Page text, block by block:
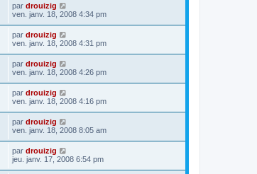
par drouizig
ven. janv. 18, 2008 4:34 pm
par drouizig
ven. janv. 18, 2008 4:31 pm
par drouizig
ven. janv. 18, 2008 4:26 pm
par drouizig
ven. janv. 18, 2008 4:16 pm
par drouizig
ven. janv. 18, 2008 8:05 am
par drouizig
jeu. janv. 17, 2008 6:54 pm